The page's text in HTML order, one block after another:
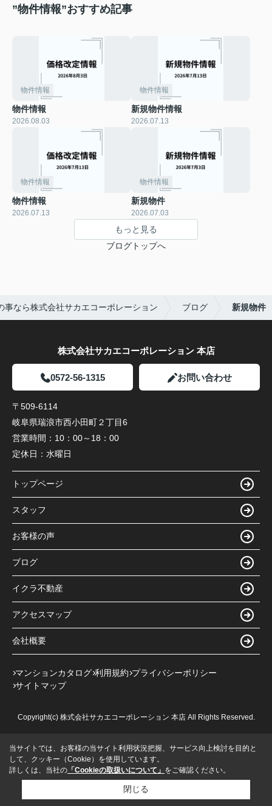
”物件情報”おすすめ記事
物件情報
物件情報
2026.08.03
物件情報
新規物件情報
2026.07.13
物件情報
物件情報
2026.07.13
物件情報
新規物件
2026.07.03
もっと見る
ブログトップへ
事なら株式会社サカエコーポレーション ブログ 新規物件
株式会社サカエコーポレーション 本店
0572-56-1315 お問い合わせ
〒509-6114
岐阜県瑞浪市西小田町２丁目6
営業時間： 10：00～18：00
定休日： 水曜日
トップページ
スタッフ
お客様の声
ブログ
イクラ不動産
アクセスマップ
会社概要
マンションカタログ 利用規約 プライバシーポリシー
サイトマップ
Copyright(c) 株式会社サカエコーポレーション 本店 All Rights Reserved.
当サイトでは、お客様の当サイト利用状況把握、サービス向上検討を目的と
して、クッキー（Cookie）を使用しています。
詳しくは、当社の 「Cookieの取扱いについて」 をご確認ください。
閉じる